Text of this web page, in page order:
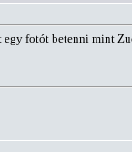
fotót betenni mint